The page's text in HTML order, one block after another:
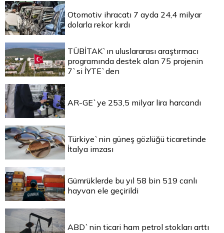
Otomotiv ihracatı 7 ayda 24,4 milyar
dolarla rekor kırdı
TÜBİTAK`ın uluslararası araştırmacı
programında destek alan 75 projenin
7`si İYTE`den
AR-GE`ye 253,5 milyar lira harcandı
Türkiye`nin güneş gözlüğü ticaretinde
İtalya imzası
Gümrüklerde bu yıl 58 bin 519 canlı
hayvan ele geçirildi
ABD`nin ticari ham petrol stokları arttı